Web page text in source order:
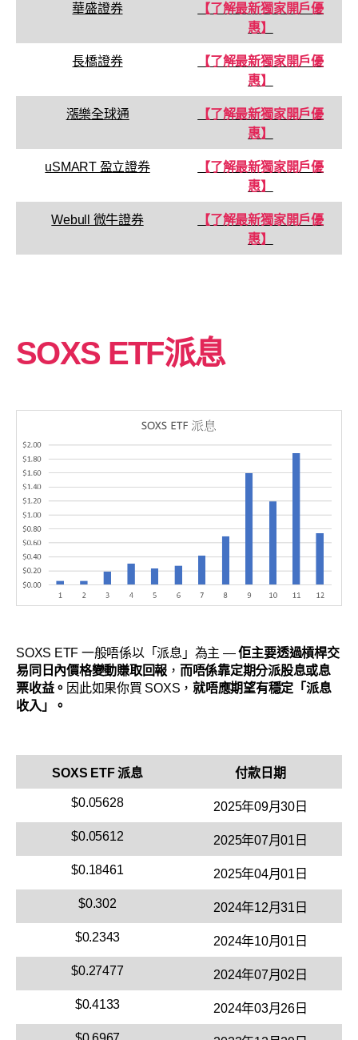
華盛證券
【了解最新獨家開戶優
惠】
長橋證券
【了解最新獨家開戶優
惠】
漲樂全球通
【了解最新獨家開戶優
惠】
uSMART 盈立證券
【了解最新獨家開戶優
惠】
Webull 微牛證券
【了解最新獨家開戶優
惠】
SOXS ETF派息
SOXS ETF 一般唔係以「派息」為主 —佢主要透過槓桿交
易同日內價格變動賺取回報 ， 而唔係靠定期分派股息或息
票收益。 因此如果你買 SOXS，就唔應期望有穩定「派息
收入」。
SOXS ETF 派息 付款日期
$0.05628 2025年09月30日
$0.05612 2025年07月01日
$0.18461 2025年04月01日
$0.302 2024年12月31日
$0.2343 2024年10月01日
$0.27477 2024年07月02日
$0.4133 2024年03月26日